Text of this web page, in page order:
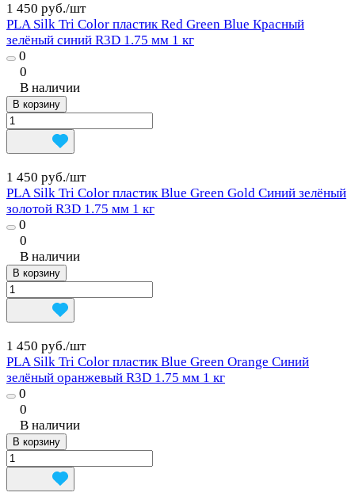
1 450 руб./шт
PLA Silk Tri Color пластик Red Green Blue Красный
зелёный синий R3D 1.75 мм 1 кг
0
0
В наличии
В корзину
1 450 руб./шт
PLA Silk Tri Color пластик Blue Green Gold Синий зелёный
золотой R3D 1.75 мм 1 кг
0
0
В наличии
В корзину
1 450 руб./шт
PLA Silk Tri Color пластик Blue Green Orange Синий
зелёный оранжевый R3D 1.75 мм 1 кг
0
0
В наличии
В корзину